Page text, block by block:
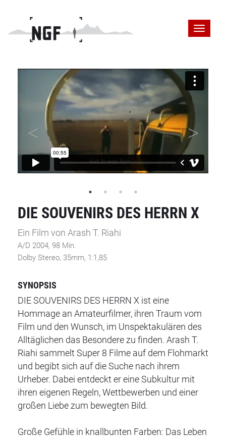
DIE SOUVENIRS DES HERRN X
Ein Film von Arash T. Riahi
A/D 2004, 98 Min.
Dolby Stereo, 35mm, 1:1,85
SYNOPSIS
DIE SOUVENIRS DES HERRN X ist eine
Hommage an Amateurfilmer, ihren Traum vom
Film und den Wunsch, im Unspektakulären des
Alltäglichen das Besondere zu finden. Arash T.
Riahi sammelt Super 8 Filme auf dem Flohmarkt
und begibt sich auf die Suche nach ihrem
Urheber. Dabei entdeckt er eine Subkultur mit
ihren eigenen Regeln, Wettbewerben und einer
großen Liebe zum bewegten Bild.
Große Gefühle in knallbunten Farben: Das Leben